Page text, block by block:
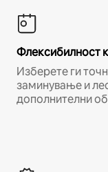
Флексибилност
Изберете ги
заминување и
дополнителни